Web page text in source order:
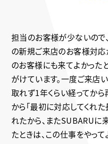
担当のお客様が少ないので
の新規ご来店のお客様対応
のお客様にも来てよかった
がけています。一度ご来店
取れず1年くらい経ってか
から「最初に対応してくれ
れたから、またSUBARUに
たときは、この仕事をやって